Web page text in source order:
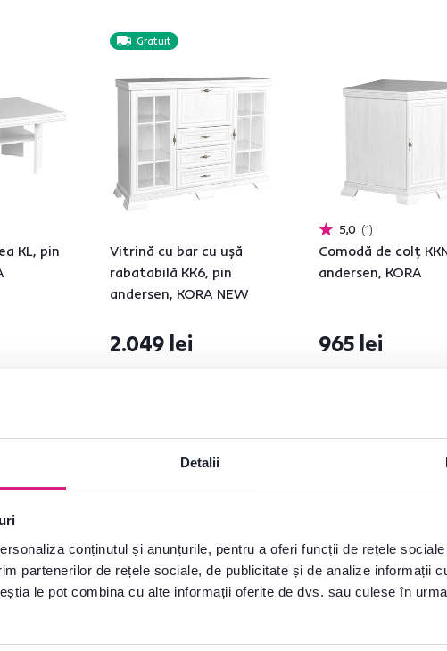
Detalii
conținutul și anunțurile, pentru a oferi funcții de rețele
partenerilor de rețele sociale, de publicitate și de analize informații
le pot combina cu alte informații oferite de dvs. sau culese în
KL, pin
Gratuit
Vitrină cu bar cu uşă
rabatabilă KK6, pin
andersen, KORA NEW
2.049 lei
5,0 1
Comodă de colţ
andersen, KORA
965 lei
Gratuit